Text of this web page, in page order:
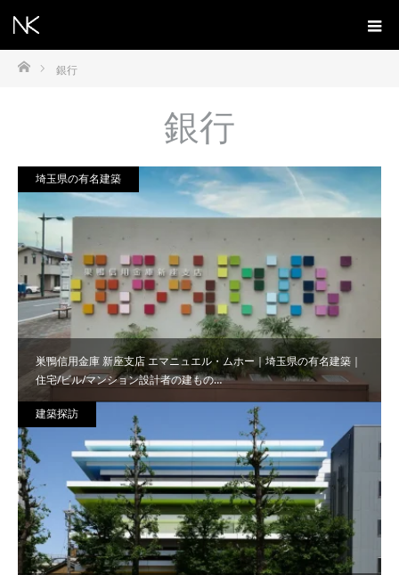
ホーム銀行
銀行
巣鴨信用金庫 新座支店 エマニュエル・ムホー｜埼玉県の有名建築｜
住宅/ビル/マンション設計者の建もの…
埼玉県の有名建築
建築探訪